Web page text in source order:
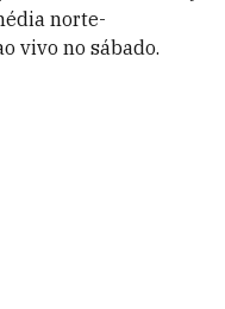
norte-
vivo no sábado.